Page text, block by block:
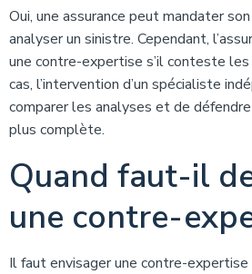
Oui, une assurance peut mandater
analyser un sinistre. Cependant,
une contre-expertise s’il conteste les
cas, l’intervention d’un spécialiste
comparer les analyses et de
plus complète.
Quand faut-il
une contre-
Il faut envisager une contre-